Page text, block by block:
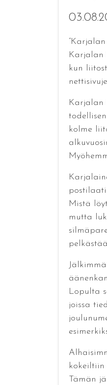
Karjalan
kun
Karjalan
kolme
Mistä
mutta
Lopulta
joissa
Tämän